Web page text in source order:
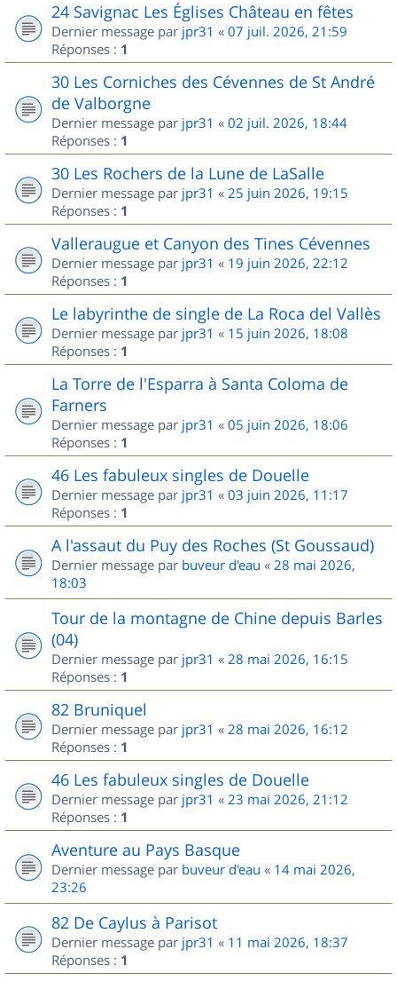
24 Savignac Les Églises Château en fêtes
Dernier message par jpr31 « 07 juil. 2026, 21:59
Réponses : 1
30 Les Corniches des Cévennes de St André
de Valborgne
Dernier message par jpr31 « 02 juil. 2026, 18:44
Réponses : 1
30 Les Rochers de la Lune de LaSalle
Dernier message par jpr31 « 25 juin 2026, 19:15
Réponses : 1
Valleraugue et Canyon des Tines Cévennes
Dernier message par jpr31 « 19 juin 2026, 22:12
Réponses : 1
Le labyrinthe de single de La Roca del Vallès
Dernier message par jpr31 « 15 juin 2026, 18:08
Réponses : 1
La Torre de l'Esparra à Santa Coloma de
Farners
Dernier message par jpr31 « 05 juin 2026, 18:06
Réponses : 1
46 Les fabuleux singles de Douelle
Dernier message par jpr31 « 03 juin 2026, 11:17
Réponses : 1
A l'assaut du Puy des Roches (St Goussaud)
Dernier message par buveur d'eau « 28 mai 2026,
18:03
Tour de la montagne de Chine depuis Barles
(04)
Dernier message par jpr31 « 28 mai 2026, 16:15
Réponses : 1
82 Bruniquel
Dernier message par jpr31 « 28 mai 2026, 16:12
Réponses : 1
46 Les fabuleux singles de Douelle
Dernier message par jpr31 « 23 mai 2026, 21:12
Réponses : 1
Aventure au Pays Basque
Dernier message par buveur d'eau « 14 mai 2026,
23:26
82 De Caylus à Parisot
Dernier message par jpr31 « 11 mai 2026, 18:37
Réponses : 1